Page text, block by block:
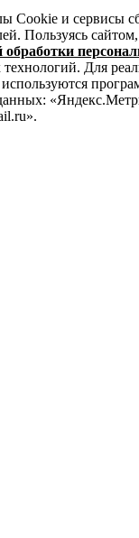
Cookie и сервисы
Пользуясь
обработки
Для